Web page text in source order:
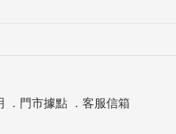
． 門市據點． 客服信箱